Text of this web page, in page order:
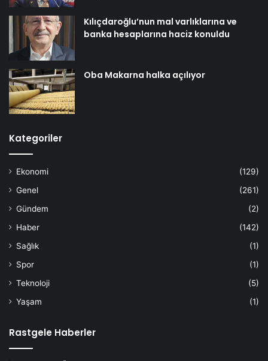
Kılıçdaroğlu’nun mal varlıklarına ve
banka hesaplarına haciz konuldu
Oba Makarna halka açılıyor
Kategoriler
Ekonomi
(129)
Genel
(261)
Gündem
(2)
Haber
(142)
Sağlık
(1)
Spor
(1)
Teknoloji
(5)
Yaşam
(1)
Rastgele Haberler